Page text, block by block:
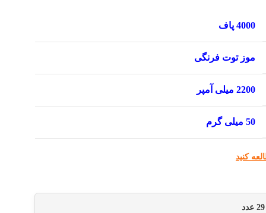
4000 پاف
موز توت فرنگی
2200 میلی آمپر
50 میلی گرم
کنید
29عدد